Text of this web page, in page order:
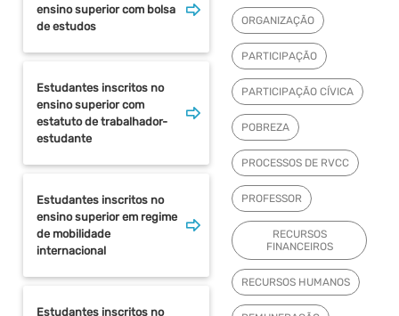
ensino superior com bolsa
de estudos
Estudantes inscritos no
ensino superior com
estatuto de trabalhador-
estudante
Estudantes inscritos no
ensino superior em regime
de mobilidade
internacional
Estudantes inscritos no
ORGANIZAÇÃO
PARTICIPAÇÃO
PARTICIPAÇÃO CÍVICA
POBREZA
PROCESSOS DE RVCC
PROFESSOR
RECURSOS
FINANCEIROS
RECURSOS HUMANOS